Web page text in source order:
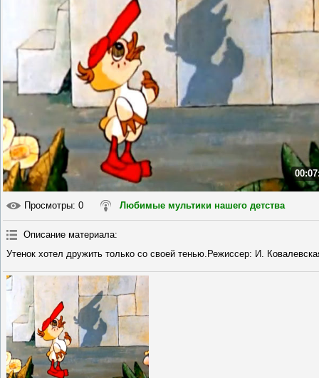
Просмотры: 0 Любимые мультики нашего детства
Описание материала:
Утенок хотел дружить только со своей тенью.Режиссер: И.